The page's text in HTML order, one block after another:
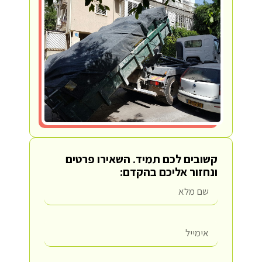
קשובים לכם תמיד. השאירו פרטים
ונחזור אליכם בהקדם: